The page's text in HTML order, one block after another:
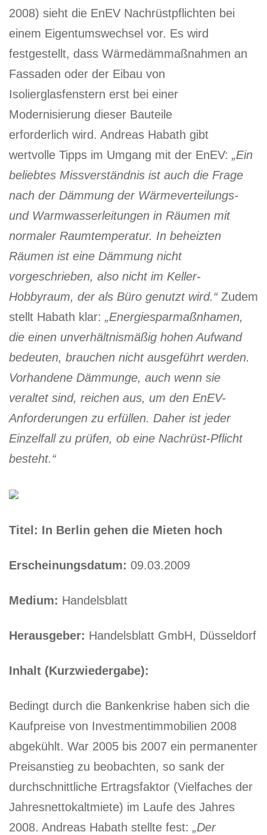
2008) sieht die EnEV Nachrüstpflichten bei
einem Eigentumswechsel vor. Es wird
festgestellt, dass Wärmedämmaßnahmen an
Fassaden oder der Eibau von
Isolierglasfenstern erst bei einer
Modernisierung dieser Bauteile
erforderlich wird. Andreas Habath gibt
wertvolle Tipps im Umgang mit der EnEV: „Ein
beliebtes Missverständnis ist auch die Frage
nach der Dämmung der Wärmeverteilungs-
und Warmwasserleitungen in Räumen mit
normaler Raumtemperatur. In beheizten
Räumen ist eine Dämmung nicht
vorgeschrieben, also nicht im Keller-
Hobbyraum, der als Büro genutzt wird.“ Zudem
stellt Habath klar: „Energiesparmaßnhamen,
die einen unverhältnismäßig hohen Aufwand
bedeuten, brauchen nicht ausgeführt werden.
Vorhandene Dämmunge, auch wenn sie
veraltet sind, reichen aus, um den EnEV-
Anforderungen zu erfüllen. Daher ist jeder
Einzelfall zu prüfen, ob eine Nachrüst-Pflicht
besteht.“
Titel: In Berlin gehen die Mieten hoch
Erscheinungsdatum: 09.03.2009
Medium: Handelsblatt
Herausgeber: Handelsblatt GmbH, Düsseldorf
Inhalt (Kurzwiedergabe):
Bedingt durch die Bankenkrise haben sich die
Kaufpreise von Investmentimmobilien 2008
abgekühlt. War 2005 bis 2007 ein permanenter
Preisanstieg zu beobachten, so sank der
durchschnittliche Ertragsfaktor (Vielfaches der
Jahresnettokaltmiete) im Laufe des Jahres
2008. Andreas Habath stellte fest: „Der